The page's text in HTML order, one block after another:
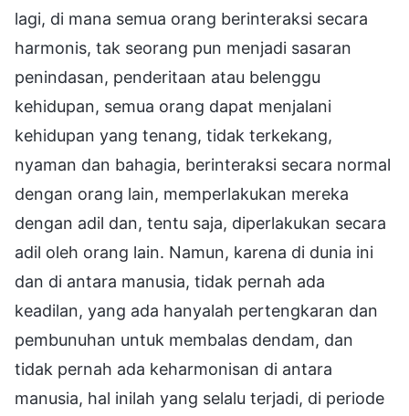
lagi, di mana semua orang berinteraksi secara
harmonis, tak seorang pun menjadi sasaran
penindasan, penderitaan atau belenggu
kehidupan, semua orang dapat menjalani
kehidupan yang tenang, tidak terkekang,
nyaman dan bahagia, berinteraksi secara normal
dengan orang lain, memperlakukan mereka
dengan adil dan, tentu saja, diperlakukan secara
adil oleh orang lain. Namun, karena di dunia ini
dan di antara manusia, tidak pernah ada
keadilan, yang ada hanyalah pertengkaran dan
pembunuhan untuk membalas dendam, dan
tidak pernah ada keharmonisan di antara
manusia, hal inilah yang selalu terjadi, di periode